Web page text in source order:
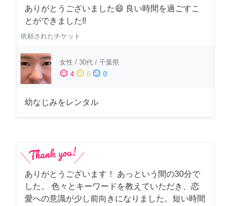
ありがとうございました😄 良い時間を過ごすこ
とができました‼️
依頼されたチケット
女性 / 30代 / 千葉県
sentiment_satisfied 4 sentiment_neutral 0 sentiment_dissatisfied 0
幼なじみをレンタル
ありがとうございます！ あっという間の30分で
した。 色々とキーワードを教えていただき、恋
愛への意識が少し前向きになりました。短い時間